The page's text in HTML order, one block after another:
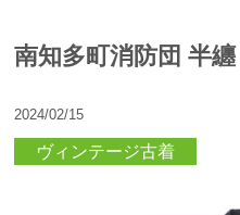
南知多町消防団 半
2024/02/15
ヴィンテージ古着